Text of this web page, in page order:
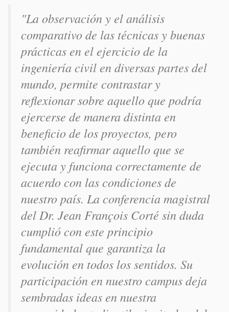
"La observación y el análisis
comparativo de las técnicas y buenas
prácticas en el ejercicio de la
ingeniería civil en diversas partes del
mundo, permite contrastar y
reflexionar sobre aquello que podría
ejercerse de manera distinta en
beneficio de los proyectos, pero
también reafirmar aquello que se
ejecuta y funciona correctamente de
acuerdo con las condiciones de
nuestro país. La conferencia magistral
del Dr. Jean François Corté sin duda
cumplió con este principio
fundamental que garantiza la
evolución en todos los sentidos. Su
participación en nuestro campus deja
sembradas ideas en nuestra